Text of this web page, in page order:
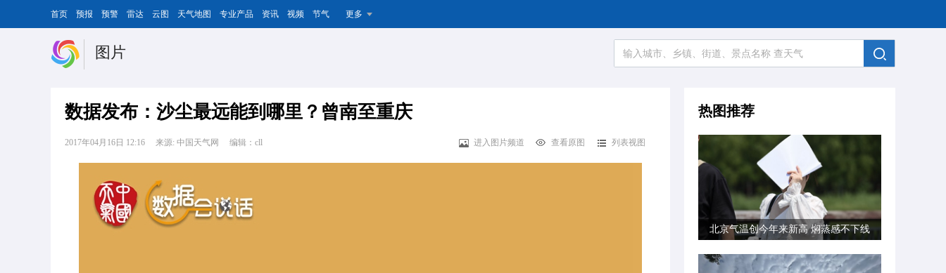
首页 预报 预警 雷达 云图 天气地图 专业产品 资讯 视频 节气 更多
图片
数据发布：沙尘最远能到哪里？曾南至重庆
2017年04月16日 12:16 来源: 中国天气网 编辑：cll 进入图片频道 查看原图 列表视图
热图推荐
北京气温创今年来新高 焖蒸感不下线